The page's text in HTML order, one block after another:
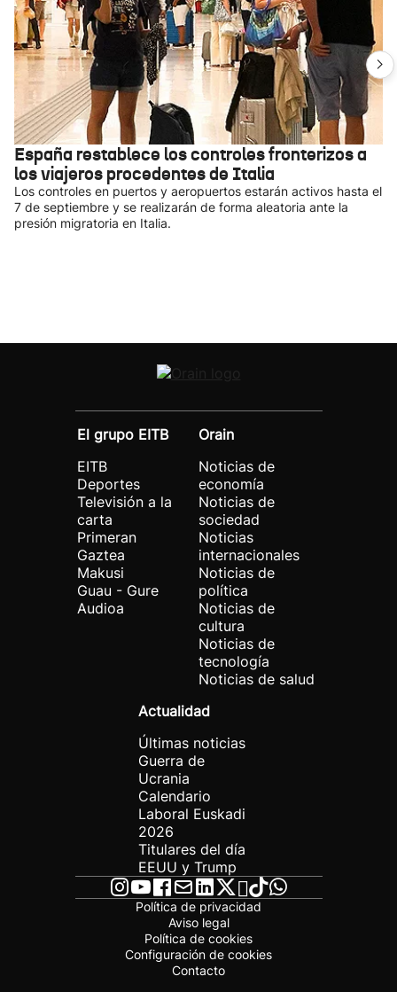
España restablece los controles fronterizos a
los viajeros procedentes de Italia
Los controles en puertos y aeropuertos estarán activos hasta el
7 de septiembre y se realizarán de forma aleatoria ante la
presión migratoria en Italia.
El grupo EITB
EITB
Deportes
Televisión a la
carta
Primeran
Gaztea
Makusi
Guau - Gure
Audioa
Orain
Noticias de
economía
Noticias de
sociedad
Noticias
internacionales
Noticias de
política
Noticias de
cultura
Noticias de
tecnología
Noticias de salud
Actualidad
Últimas noticias
Guerra de
Ucrania
Calendario
Laboral Euskadi
2026
Titulares del día
EEUU y Trump
Política de privacidad
Aviso legal
Política de cookies
Configuración de cookies
Contacto